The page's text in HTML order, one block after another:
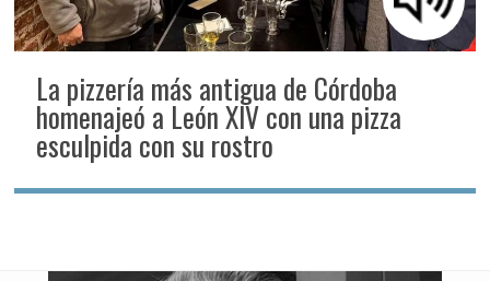
La pizzería más antigua de Córdoba
homenajeó a León XIV con una pizza
esculpida con su rostro